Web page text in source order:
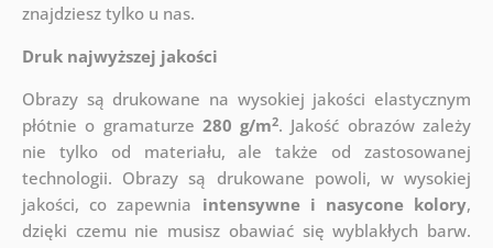
znajdziesz tylko u nas.
Druk najwyższej jakości
Obrazy są drukowane na wysokiej jakości elastycznym
płótnie o gramaturze 280 g/m2. Jakość obrazów zależy
nie tylko od materiału, ale także od zastosowanej
technologii. Obrazy są drukowane powoli, w wysokiej
jakości, co zapewnia intensywne i nasycone kolory,
dzięki czemu nie musisz obawiać się wyblakłych barw.